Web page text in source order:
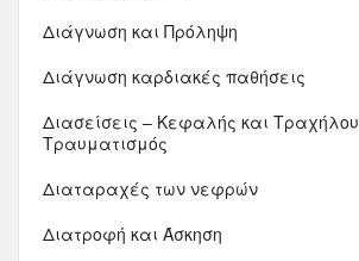
Διάγνωση και Πρόληψη
Διάγνωση καρδιακές παθήσεις
Διασείσεις – Κεφαλής και Τραχήλου
Τραυματισμός
Διαταραχές των νεφρών
Διατροφή και Άσκηση